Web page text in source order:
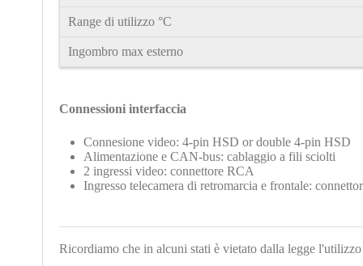
Range di utilizzo °C
Ingombro max esterno
Connessioni interfaccia
Connesione video: 4-pin HSD or double 4-pin HSD
Alimentazione e CAN-bus: cablaggio a fili sciolti
2 ingressi video: connettore RCA
Ingresso telecamera di retromarcia e frontale:
Ricordiamo che in alcuni stati è vietato dalla legge